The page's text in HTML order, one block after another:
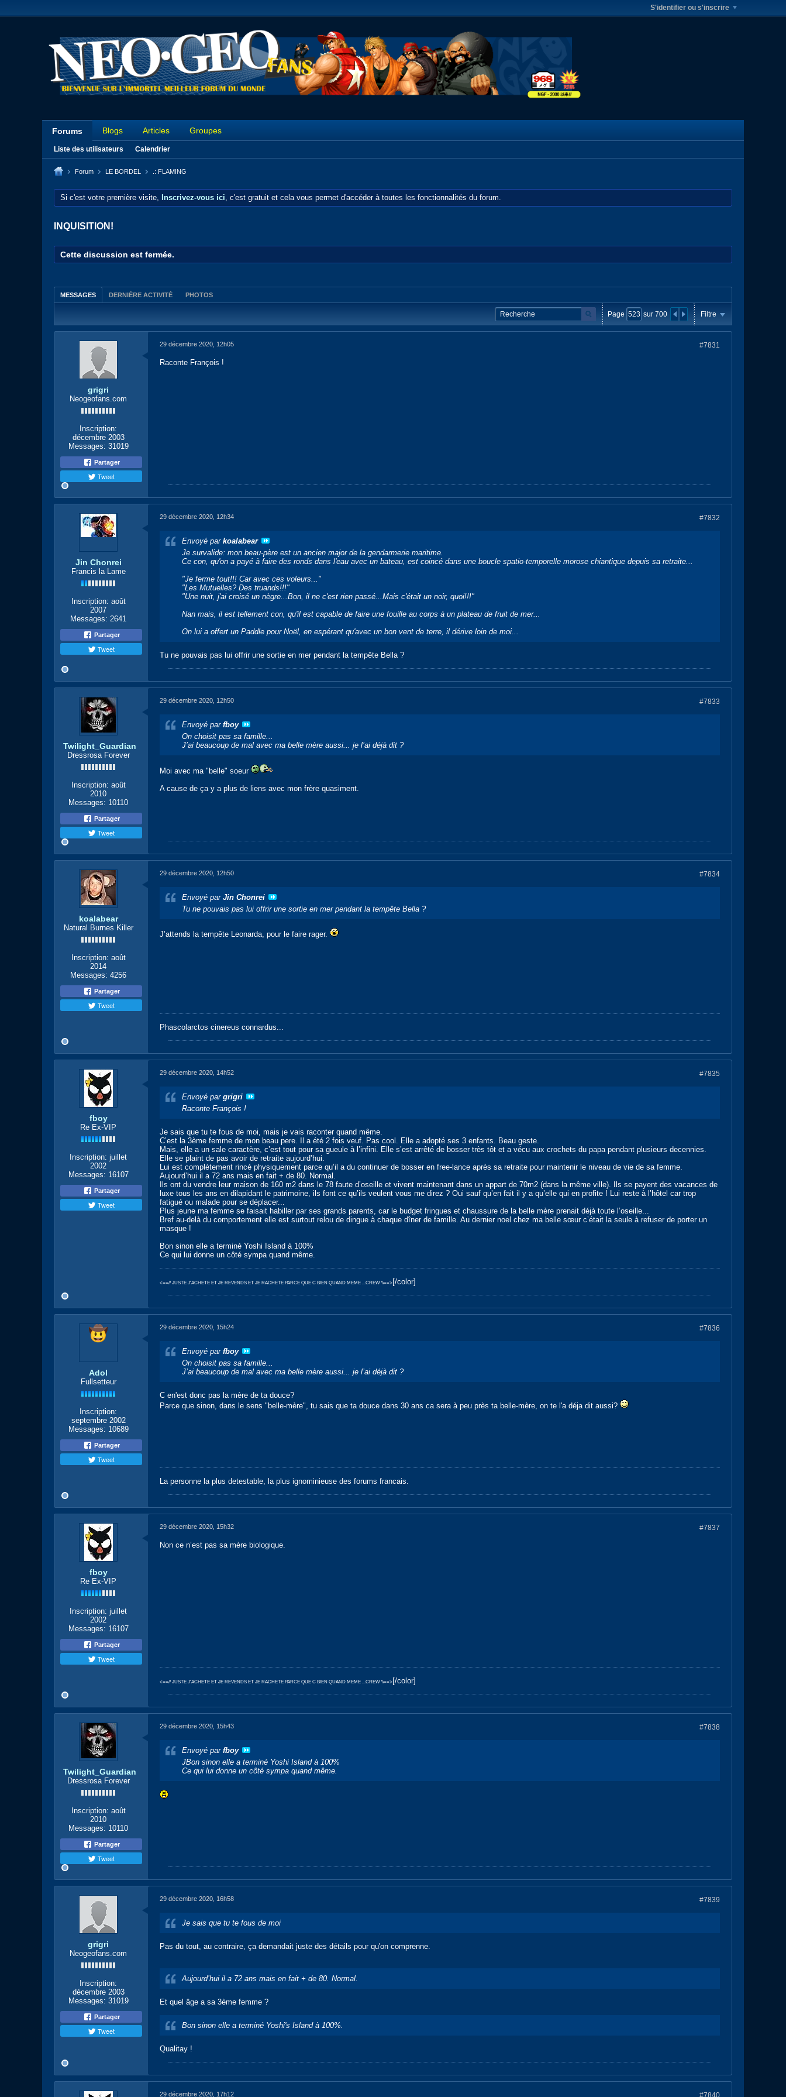
S'identifier ou s'inscrire
Forums Blogs Articles Groupes
Liste des utilisateurs Calendrier
Forum LE BORDEL .: FLAMING
Si c'est votre première visite, Inscrivez-vous ici, c'est gratuit et cela vous permet d'accéder à toutes les fonctionnalités du forum.
INQUISITION!
Cette discussion est fermée.
MESSAGES DERNIÈRE ACTIVITÉ PHOTOS
Page sur 700 Filtre
grigri
Neogeofans.com
Inscription:
décembre 2003
Messages: 31019
Partager
Tweet
#7831
29 décembre 2020, 12h05
Raconte François !
Jin Chonrei
Francis la Lame
Inscription: août
2007
Messages: 2641
Partager
Tweet
#7832
29 décembre 2020, 12h34
Envoyé par koalabear
Je survalide: mon beau-père est un ancien major de la gendarmerie maritime.
Ce con, qu'on a payé à faire des ronds dans l'eau avec un bateau, est coincé dans une boucle spatio-temporelle morose chiantique depuis sa retraite...
"Je ferme tout!!! Car avec ces voleurs..."
"Les Mutuelles? Des truands!!!"
"Une nuit, j'ai croisé un nègre...Bon, il ne c'est rien passé...Mais c'était un noir, quoi!!!"
Nan mais, il est tellement con, qu'il est capable de faire une fouille au corps à un plateau de fruit de mer...
On lui a offert un Paddle pour Noël, en espérant qu'avec un bon vent de terre, il dérive loin de moi...
Tu ne pouvais pas lui offrir une sortie en mer pendant la tempête Bella ?
Twilight_Guardian
Dressrosa Forever
Inscription: août
2010
Messages: 10110
Partager
Tweet
#7833
29 décembre 2020, 12h50
Envoyé par fboy
On choisit pas sa famille...
J’ai beaucoup de mal avec ma belle mère aussi... je l’ai déjà dit ?
Moi avec ma "belle" soeur
A cause de ça y a plus de liens avec mon frère quasiment.
koalabear
Natural Burnes Killer
Inscription: août
2014
Messages: 4256
Partager
Tweet
#7834
29 décembre 2020, 12h50
Envoyé par Jin Chonrei
Tu ne pouvais pas lui offrir une sortie en mer pendant la tempête Bella ?
J’attends la tempête Leonarda, pour le faire rager.
Phascolarctos cinereus connardus...
fboy
Re Ex-VIP
Inscription: juillet
2002
Messages: 16107
Partager
Tweet
#7835
29 décembre 2020, 14h52
Envoyé par grigri
Raconte François !
Je sais que tu te fous de moi, mais je vais raconter quand même.
C’est la 3ème femme de mon beau pere. Il a été 2 fois veuf. Pas cool. Elle a adopté ses 3 enfants. Beau geste.
Mais, elle a un sale caractère, c’est tout pour sa gueule à l’infini. Elle s’est arrêté de bosser très tôt et a vécu aux crochets du papa pendant plusieurs decennies.
Elle se plaint de pas avoir de retraite aujourd’hui.
Lui est complètement rincé physiquement parce qu’il a du continuer de bosser en free-lance après sa retraite pour maintenir le niveau de vie de sa femme.
Aujourd’hui il a 72 ans mais en fait + de 80. Normal.
Ils ont du vendre leur maison de 160 m2 dans le 78 faute d’oseille et vivent maintenant dans un appart de 70m2 (dans la même ville). Ils se payent des vacances de
luxe tous les ans en dilapidant le patrimoine, ils font ce qu’ils veulent vous me direz ? Oui sauf qu’en fait il y a qu’elle qui en profite ! Lui reste à l’hôtel car trop
fatigué ou malade pour se déplacer...
Plus jeune ma femme se faisait habiller par ses grands parents, car le budget fringues et chaussure de la belle mère prenait déjà toute l’oseille...
Bref au-delà du comportement elle est surtout relou de dingue à chaque dîner de famille. Au dernier noel chez ma belle sœur c’était la seule à refuser de porter un
masque !
Bon sinon elle a terminé Yoshi Island à 100%
Ce qui lui donne un côté sympa quand même.
<==// JUSTE J'ACHETE ET JE REVENDS ET JE RACHETE PARCE QUE C BIEN QUAND MEME ...CREW \\==> [/color]
Adol
Fullsetteur
Inscription:
septembre 2002
Messages: 10689
Partager
Tweet
#7836
29 décembre 2020, 15h24
Envoyé par fboy
On choisit pas sa famille...
J’ai beaucoup de mal avec ma belle mère aussi... je l’ai déjà dit ?
C en'est donc pas la mère de ta douce?
Parce que sinon, dans le sens "belle-mère", tu sais que ta douce dans 30 ans ca sera à peu près ta belle-mère, on te l'a déja dit aussi?
La personne la plus detestable, la plus ignominieuse des forums francais.
fboy
Re Ex-VIP
Inscription: juillet
2002
Messages: 16107
Partager
Tweet
#7837
29 décembre 2020, 15h32
Non ce n’est pas sa mère biologique.
<==// JUSTE J'ACHETE ET JE REVENDS ET JE RACHETE PARCE QUE C BIEN QUAND MEME ...CREW \\==> [/color]
Twilight_Guardian
Dressrosa Forever
Inscription: août
2010
Messages: 10110
Partager
Tweet
#7838
29 décembre 2020, 15h43
Envoyé par fboy
JBon sinon elle a terminé Yoshi Island à 100%
Ce qui lui donne un côté sympa quand même.
grigri
Neogeofans.com
Inscription:
décembre 2003
Messages: 31019
Partager
Tweet
#7839
29 décembre 2020, 16h58
Je sais que tu te fous de moi
Pas du tout, au contraire, ça demandait juste des détails pour qu'on comprenne.
Aujourd’hui il a 72 ans mais en fait + de 80. Normal.
Et quel âge a sa 3ème femme ?
Bon sinon elle a terminé Yoshi's Islandà 100%.
Qualitay !
#7840
29 décembre 2020, 17h12